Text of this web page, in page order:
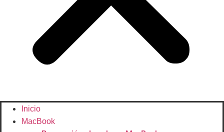
Inicio
MacBook